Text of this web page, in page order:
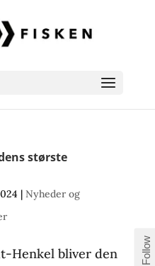
største
| Nyheder og
Henkel bliver den
Follow